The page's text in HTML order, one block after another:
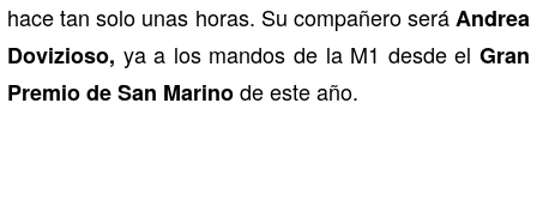
hace tan solo unas horas. Su compañero seráAndrea
Dovizioso, ya a los mandos de la M1 desde el Gran
Premio de San Marinode este año.